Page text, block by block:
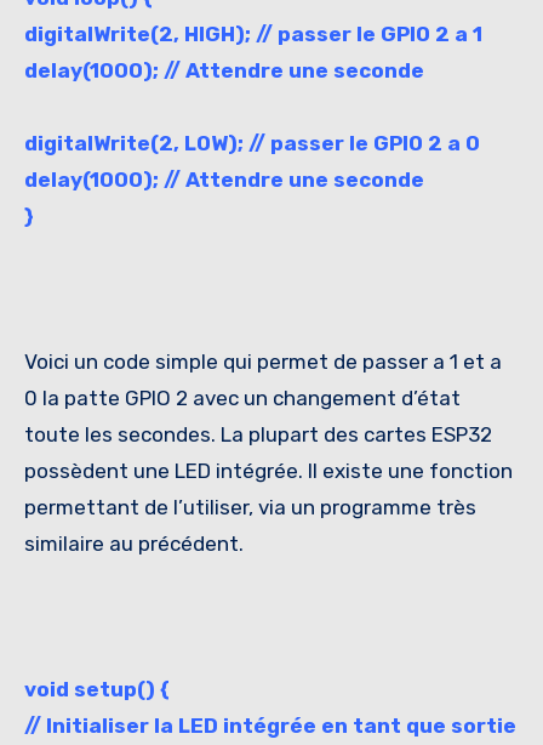
digitalWrite(2, HIGH); // passer le GPIO 2 a 1
delay(1000); // Attendre une seconde
digitalWrite(2, LOW); // passer le GPIO 2 a 0
delay(1000); // Attendre une seconde
}
Voici un code simple qui permet de passer a 1 et a
0 la patte GPIO 2 avec un changement d’état
toute les secondes. La plupart des cartes ESP32
possèdent une LED intégrée. Il existe une fonction
permettant de l’utiliser, via un programme très
similaire au précédent.
void setup() {
// Initialiser la LED intégrée en tant que sortie